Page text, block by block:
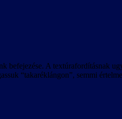
A textúrafordításnak
“takaréklángon”, semmi